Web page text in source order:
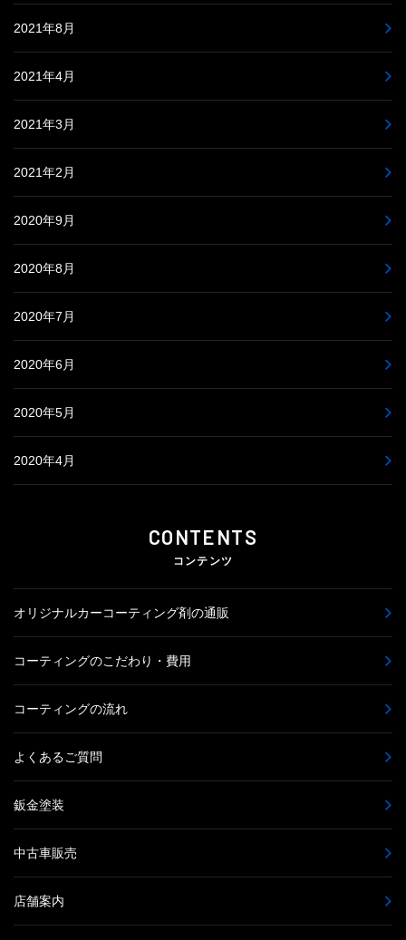
2021年8月
2021年4月
2021年3月
2021年2月
2020年9月
2020年8月
2020年7月
2020年6月
2020年5月
2020年4月
CONTENTS
コンテンツ
オリジナルカーコーティング剤の通販
コーティングのこだわり・費用
コーティングの流れ
よくあるご質問
鈑金塗装
中古車販売
店舗案内